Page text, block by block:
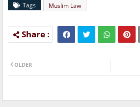
Tags Muslim Law
OLDER